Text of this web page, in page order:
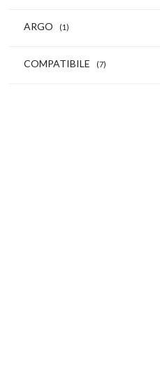
ARGO (1)
COMPATIBILE (7)